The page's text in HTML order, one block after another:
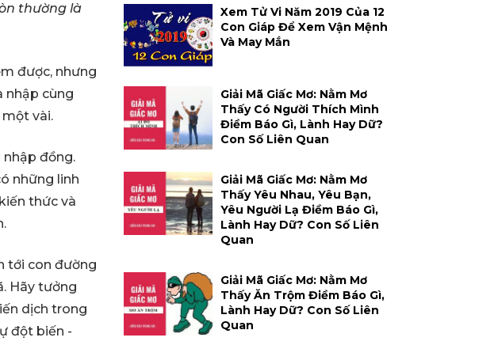
thường là
được, nhưng
nhập cùng
vài.
đồng.
những linh
thức và
tới con đường
Hãy tưởng
dịch trong
đột biến -
Xem Tử Vi Năm 2019 Của 12
Con Giáp Để Xem Vận Mệnh
Và May Mắn
Giải Mã Giấc Mơ: Nằm Mơ
Thấy Có Người Thích Mình
Điềm Báo Gì, Lành Hay Dữ?
Con Số Liên Quan
Giải Mã Giấc Mơ: Nằm Mơ
Thấy Yêu Nhau, Yêu Bạn,
Yêu Người Lạ Điềm Báo Gì,
Lành Hay Dữ? Con Số Liên
Quan
Giải Mã Giấc Mơ: Nằm Mơ
Thấy Ăn Trộm Điềm Báo Gì,
Lành Hay Dữ? Con Số Liên
Quan